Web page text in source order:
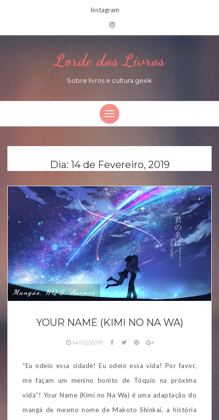
Instagram
Lorde dos Livros
Sobre livros e cultura geek
Dia: 14 de Fevereiro, 2019
Mangás, HQ´s, Animes
YOUR NAME (KIMI NO NA WA)
14/02/2019
“Eu odeio essa cidade! Eu odeio essa vida! Por favor,
me façam um menino bonito de Tóquio na próxima
vida”! Your Name (Kimi no Na Wa) é uma adaptação do
mangá de mesmo nome de Makoto Shinkai, a história